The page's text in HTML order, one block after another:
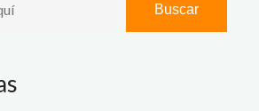
Buscar